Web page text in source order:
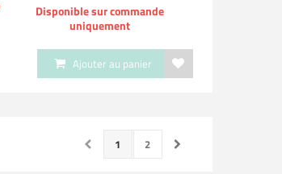
Disponible sur commande
uniquement
Ajouter au panier
1 2